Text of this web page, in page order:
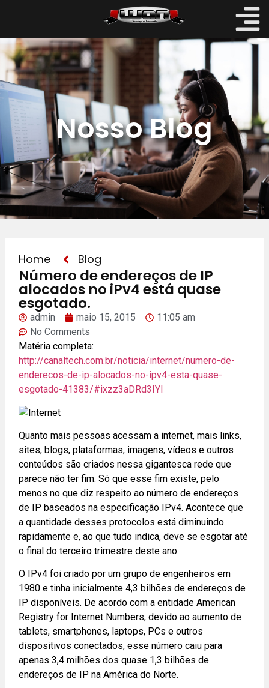
Nosso Blog
Home Blog
Número de endereços de IP
alocados no iPv4 está quase
esgotado.
admin maio 15, 2015
11:05 am
No Comments
Matéria completa:
http://canaltech.com.br/noticia/internet/numero-de-
enderecos-de-ip-alocados-no-ipv4-esta-quase-
esgotado-41383/#ixzz3aDRd3IYI
Quanto mais pessoas acessam a internet, mais links,
sites,blogs, plataformas, imagens, vídeos e outros
conteúdos são criados nessa gigantesca rede que
parece não ter fim. Só que esse fim existe, pelo
menos no que diz respeito ao número de endereços
de IP baseados na especificação IPv4. Acontece que
a quantidade desses protocolos está diminuindo
rapidamente e, ao que tudo indica, deve se esgotar até
o final do terceiro trimestre deste ano.
O IPv4 foi criado por um grupo de engenheiros em
1980 e tinha inicialmente 4,3 bilhões de endereços de
IP disponíveis. De acordo com a entidade American
Registry for Internet Numbers, devido ao aumento de
tablets, smartphones, laptops, PCs e outros
dispositivos conectados, esse número caiu para
apenas 3,4 milhões dos quase 1,3 bilhões de
endereços de IP na América do Norte.